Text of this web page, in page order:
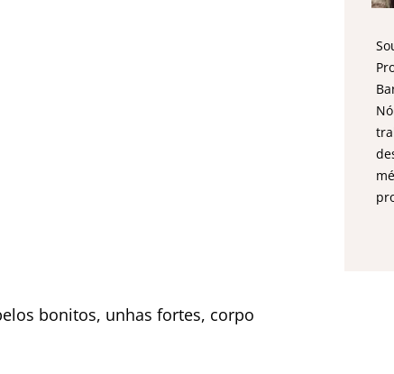
bonitos, unhas fortes, corpo